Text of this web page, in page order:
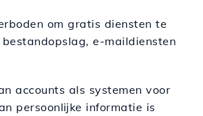
om gratis diensten te
bestandopslag, e-maildiensten
accounts als systemen voor
persoonlijke informatie is